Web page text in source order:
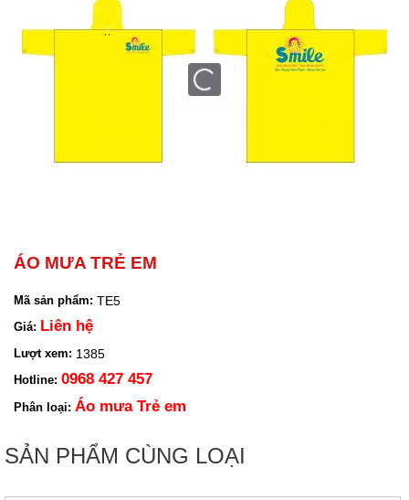
ÁO MƯA TRẺ EM
Mã sản phẩm: TE5
Giá: Liên hệ
Lượt xem: 1385
Hotline: 0968 427 457
Phân loại: Áo mưa Trẻ em
SẢN PHẨM CÙNG LOẠI